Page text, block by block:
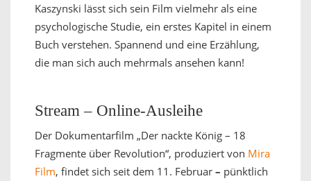
Kaszynski lässt sich sein Film vielmehr als eine
psychologische Studie, ein erstes Kapitel in einem
Buch verstehen. Spannend und eine Erzählung,
die man sich auch mehrmals ansehen kann!
Stream – Online-Ausleihe
Der Dokumentarfilm „Der nackte König – 18
Fragmente über Revolution“, produziert von Mira
Film, findet sich seit dem 11. Februar – pünktlich